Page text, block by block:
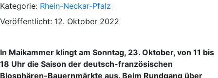
Kategorie: Rhein-Neckar-Pfalz
Veröffentlicht: 12. Oktober 2022
In Maikammer klingt am Sonntag, 23. Oktober, von 11 bis
18 Uhr die Saison der deutsch-französischen
Biosphären-Bauernmärkte aus. Beim Rundgang über